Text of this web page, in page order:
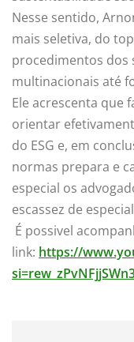
Nesse sentido,
mais seletiva, do
procedimentos dos
multinacionais até
Ele acrescenta que
orientar
do ESG e, em
normas prepara e
especial os
escassez de
É possivel
link: https://
si=rew_